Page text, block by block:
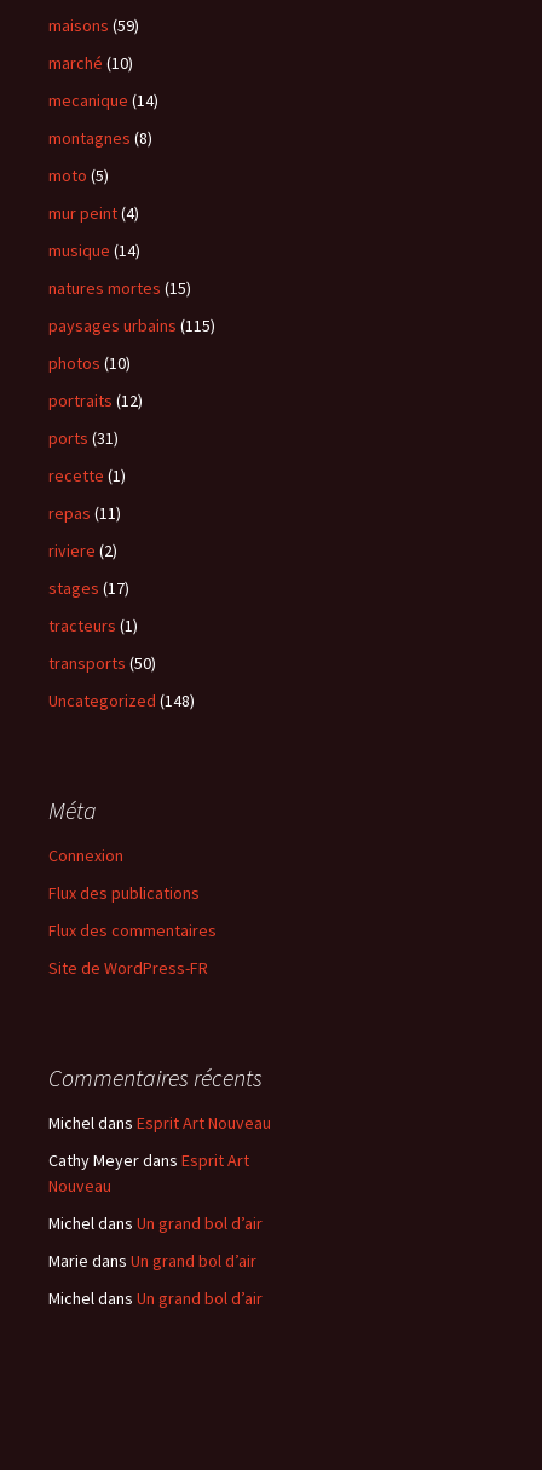
maisons (59)
marché (10)
mecanique (14)
montagnes (8)
moto (5)
mur peint(4)
musique (14)
natures mortes (15)
paysages urbains (115)
photos (10)
portraits (12)
ports (31)
recette (1)
repas (11)
riviere (2)
stages (17)
tracteurs (1)
transports (50)
Uncategorized (148)
Méta
Connexion
Flux des publications
Flux des commentaires
Site de WordPress-FR
Commentaires récents
Micheldans Esprit Art Nouveau
Cathy Meyerdans Esprit Art
Nouveau
Micheldans Un grand bol d’air
Marie dans Un grand bol d’air
Micheldans Un grand bol d’air